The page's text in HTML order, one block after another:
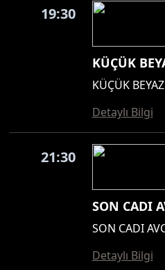
19:30
KÜÇÜK
KÜÇÜK
Detaylı Bilgi
21:30
SON CADI
SON CADI
Detaylı Bilgi